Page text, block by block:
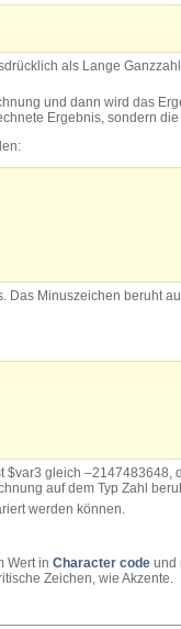
als Lange
und dann wird das
Ergebnis, sondern
Minuszeichen beruht
gleich
auf dem Typ Zahl
werden können.
Wert in Character code und
Zeichen, wie Akzente.